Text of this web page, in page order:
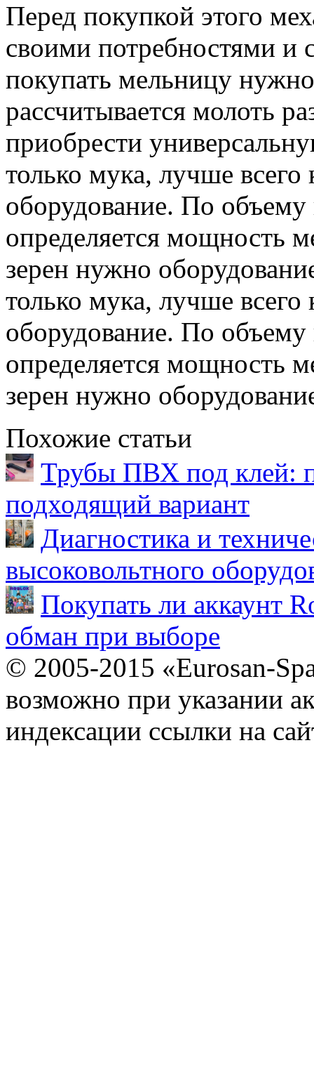
Перед покупкой этого
своими потребностями и
покупать мельницу
рассчитывается молоть
приобрести
только мука, лучше
оборудование. По
определяется мощность
зерен нужно
только мука, лучше
оборудование. По
определяется мощность
зерен нужно
Похожие статьи
Трубы ПВХ под клей:
подходящий вариант
Диагностика и
высоковольтного
Покупать ли аккаунт
обман при выборе
© 2005-2015 «Eurosan-
возможно при указании
индексации ссылки на